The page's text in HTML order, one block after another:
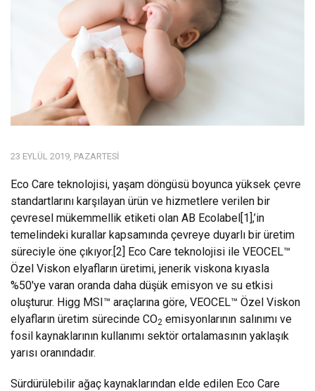
23 EYLÜL 2019, PAZARTESI
Eco Care teknolojisi, yaşam döngüsü boyunca yüksek çevre
standartlarını karşılayan ürün ve hizmetlere verilen bir
çevresel mükemmellik etiketi olan AB Ecolabel[1],’in
temelindeki kurallar kapsamında çevreye duyarlı bir üretim
süreciyle öne çıkıyor.[2] Eco Care teknolojisi ile VEOCEL™
Özel Viskon elyafların üretimi, jenerik viskona kıyasla
%50'ye varan oranda daha düşük emisyon ve su etkisi
oluşturur. Higg MSI™ araçlarına göre, VEOCEL™ Özel Viskon
elyafların üretim sürecinde CO2 emisyonlarının salınımı ve
fosil kaynaklarının kullanımı sektör ortalamasının yaklaşık
yarısı oranındadır.
Sürdürülebilir ağaç kaynaklarından elde edilen Eco Care